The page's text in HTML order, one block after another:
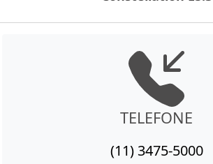
TELEFONE
(11) 3475-5000